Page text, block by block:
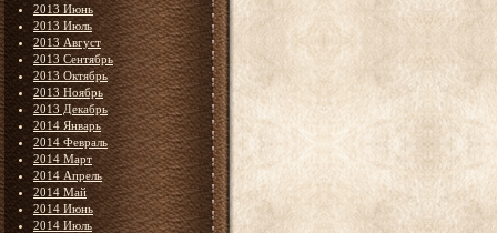
2013 Июнь
2013 Июль
2013 Август
2013 Сентябрь
2013 Октябрь
2013 Ноябрь
2013 Декабрь
2014 Январь
2014 Февраль
2014 Март
2014 Апрель
2014 Май
2014 Июнь
2014 Июль